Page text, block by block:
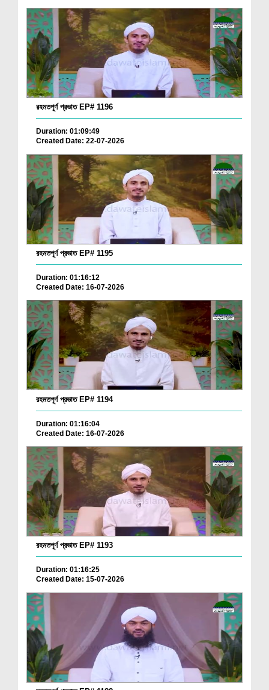
রহমতপূর্ণ প্রভাত EP# 1196
Duration: 01:09:49
Created Date: 22-07-2026
রহমতপূর্ণ প্রভাত EP# 1195
Duration: 01:16:12
Created Date: 16-07-2026
রহমতপূর্ণ প্রভাত EP# 1194
Duration: 01:16:04
Created Date: 16-07-2026
রহমতপূর্ণ প্রভাত EP# 1193
Duration: 01:16:25
Created Date: 15-07-2026